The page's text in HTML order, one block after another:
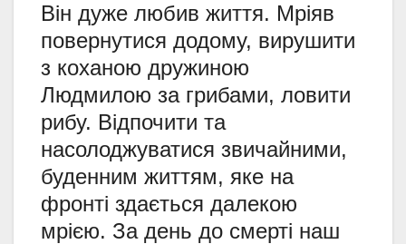
Він дуже любив життя. Мріяв
повернутися додому, вирушити
з коханою дружиною
Людмилою за грибами, ловити
рибу. Відпочити та
насолоджуватися звичайними,
буденним життям, яке на
фронті здається далекою
мрією. За день до смерті наш